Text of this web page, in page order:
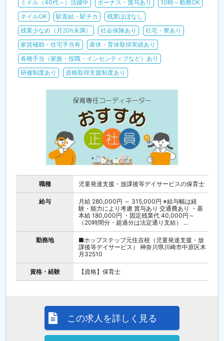
ミドル（40代～）活躍中 ボーナス・賞与あり
10時～勤務OK
ネイルOK
駅直結・駅チカ
残業ほぼなし
残業少なめ（月20h未満）
社会保険あり
社宅・寮あり
家賃補助・住宅手当有
産休・育休取得実績あり
各種手当（家族・役職・インセンティブなど）あり
研修制度あり
資格取得支援制度あり
職種 児童発達支援・放課後等デイサービスの保育士
給与
月給 280,000円 ～ 315,000円 ※給与幅は経
験・能力により考慮 賞与あり 交通費あり ・基
本給 180,000円 ・固定残業代 40,000円～
（20時間分・超過分は法定通り支給） ...
勤務地
■ホップステップ元住吉校（児童発達支援・放
課後等デイサービス） 神奈川県川崎市中原区木
月32510
資格・経験 【資格】保育士
この求人を詳しく見る